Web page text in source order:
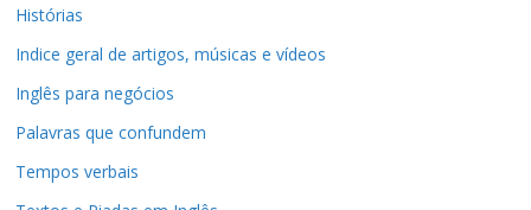
Histórias
Indice geral de artigos, músicas e vídeos
Inglês para negócios
Palavras que confundem
Tempos verbais